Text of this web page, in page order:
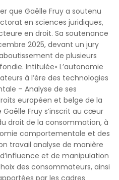
que Gaëlle Fruy a soutenu
en sciences juridiques,
en droit. Sa soutenance
2025, devant un jury
de plusieurs
Intitulée« L’autonomie
à l’ère des technologies
– Analyse de ses
européen et belge de la
Fruy s’inscrit au cœur
droit de la consommation, à
comportementale et des
travail analyse de manière
et de manipulation
des consommateurs, ainsi
par les cadres